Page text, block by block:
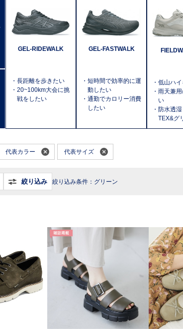
GEL-RIDEWALK
・長距離を歩きたい
・20~100km大会に挑
戦をしたい
GEL-FASTWALK
・短時間で効率的に運
動したい
・通勤でカロリー消費
したい
・低山ハ
・雨天兼
い
・防水透
TEX&グ
代表カラー 代表サイズ
絞り込み 絞り込み条件：グリーン